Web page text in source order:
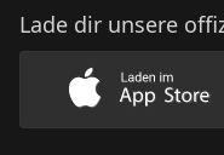
Lade dir unsere
Lade